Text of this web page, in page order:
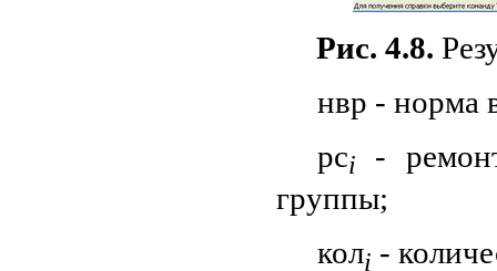
Рис. 4.8.
нвр - норма
рсi
-
группы;
колi -